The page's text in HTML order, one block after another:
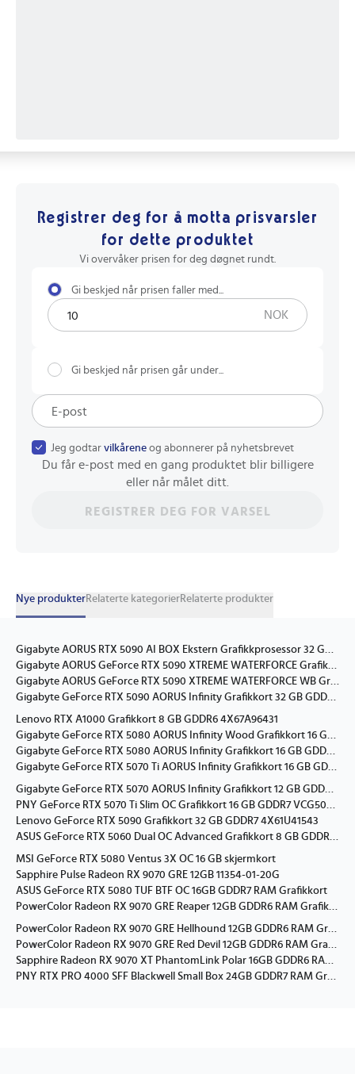
Registrer deg for å motta prisvarsler
for dette produktet
Vi overvåker prisen for deg døgnet rundt.
Gi beskjed når prisen faller med...
NOK
Gi beskjed når prisen går under...
Jeg godtar vilkårene og abonnerer på nyhetsbrevet
Du får e-post med en gang produktet blir billigere
eller når målet ditt.
REGISTRER DEG FOR VARSEL
Nye produkterRelaterte kategorierRelaterte produkter
Gigabyte AORUS RTX 5090 AI BOX Ekstern Grafikkprosessor 32 GB GDDR7 GV-N5090IXEB-32GD
Gigabyte AORUS GeForce RTX 5090 XTREME WATERFORCE Grafikkort 32 GB GDDR7
Gigabyte AORUS GeForce RTX 5090 XTREME WATERFORCE WB Grafikkort 32 GB GDDR7
Gigabyte GeForce RTX 5090 AORUS Infinity Grafikkort 32 GB GDDR7 GV-N5090AORUS IF-32GD
Lenovo RTX A1000 Grafikkort 8 GB GDDR6 4X67A96431
Gigabyte GeForce RTX 5080 AORUS Infinity Wood Grafikkort 16 GB GDDR7 GV-N5080AORUSIF WD-16GD
Gigabyte GeForce RTX 5080 AORUS Infinity Grafikkort 16 GB GDDR7 GV-N5080AORUS IF-16GD
Gigabyte GeForce RTX 5070 Ti AORUS Infinity Grafikkort 16 GB GDDR7 GV-N507TAORUS IF-16GD
Gigabyte GeForce RTX 5070 AORUS Infinity Grafikkort 12 GB GDDR7 GV-N5070AORUS IF-12GD
PNY GeForce RTX 5070 Ti Slim OC Grafikkort 16 GB GDDR7 VCG5070T16DFSXPB1-O
Lenovo GeForce RTX 5090 Grafikkort 32 GB GDDR7 4X61U41543
ASUS GeForce RTX 5060 Dual OC Advanced Grafikkort 8 GB GDDR7 90YV0PS0-M0NA00
MSI GeForce RTX 5080 Ventus 3X OC 16 GB skjermkort
Sapphire Pulse Radeon RX 9070 GRE 12GB 11354-01-20G
ASUS GeForce RTX 5080 TUF BTF OC 16GB GDDR7 RAM Grafikkort
PowerColor Radeon RX 9070 GRE Reaper 12GB GDDR6 RAM Grafikkort
PowerColor Radeon RX 9070 GRE Hellhound 12GB GDDR6 RAM Grafikkort
PowerColor Radeon RX 9070 GRE Red Devil 12GB GDDR6 RAM Grafikkort
Sapphire Radeon RX 9070 XT PhantomLink Polar 16GB GDDR6 RAM Grafikkort
PNY RTX PRO 4000 SFF Blackwell Small Box 24GB GDDR7 RAM Grafikkort